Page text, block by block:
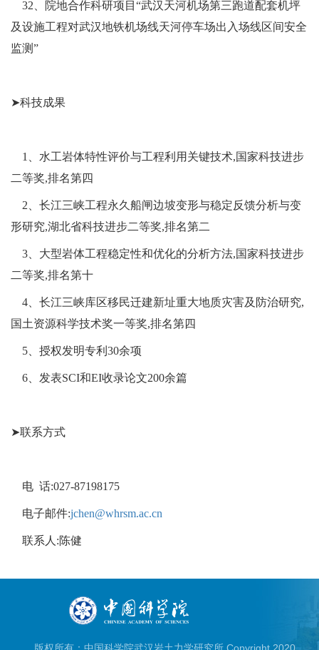
32、院地合作科研项目“武汉天河机场第三跑道配套机坪
及设施工程对武汉地铁机场线天河停车场出入场线区间安全
监测”
➤科技成果
1、水工岩体特性评价与工程利用关键技术,国家科技进步
二等奖,排名第四
2、长江三峡工程永久船闸边坡变形与稳定反馈分析与变
形研究,湖北省科技进步二等奖,排名第二
3、大型岩体工程稳定性和优化的分析方法,国家科技进步
二等奖,排名第十
4、长江三峡库区移民迁建新址重大地质灾害及防治研究,
国土资源科学技术奖一等奖,排名第四
5、授权发明专利30余项
6、发表SCI和EI收录论文200余篇
➤联系方式
电 话:027-87198175
电子邮件:jchen@whrsm.ac.cn
联系人:陈健